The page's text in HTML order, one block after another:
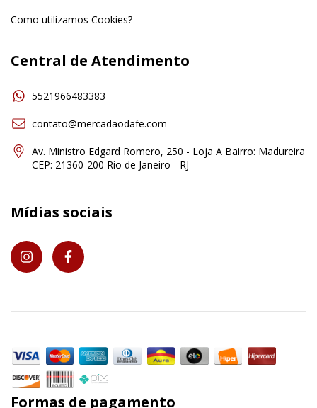
Como utilizamos Cookies?
Central de Atendimento
5521966483383
contato@mercadaodafe.com
Av. Ministro Edgard Romero, 250 - Loja A Bairro: Madureira
CEP: 21360-200 Rio de Janeiro - RJ
Mídias sociais
Formas de pagamento